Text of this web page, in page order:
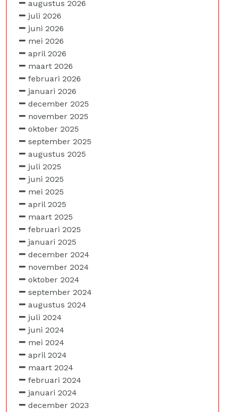
augustus 2026
juli 2026
juni 2026
mei 2026
april 2026
maart 2026
februari 2026
januari 2026
december 2025
november 2025
oktober 2025
september 2025
augustus 2025
juli 2025
juni 2025
mei 2025
april 2025
maart 2025
februari 2025
januari 2025
december 2024
november 2024
oktober 2024
september 2024
augustus 2024
juli 2024
juni 2024
mei 2024
april 2024
maart 2024
februari 2024
januari 2024
december 2023